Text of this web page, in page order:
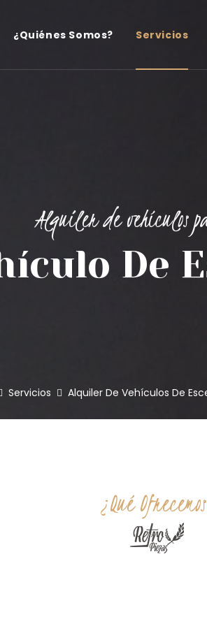
¿Quiénes Somos? Servicios
Alquiler de vehículos
De
Servicios Alquiler De Vehículos De
¿Qué